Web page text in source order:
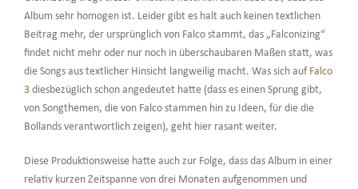
Album sehr homogen ist. Leider gibt es halt auch keinen textlichen
Beitrag mehr, der ursprünglich von Falco stammt, das „Falconizing“
findet nicht mehr oder nur noch in überschaubaren Maßen statt, was
die Songs aus textlicher Hinsicht langweilig macht. Was sich auf Falco
3diesbezüglich schon angedeutet hatte (dass es einen Sprung gibt,
von Songthemen, die von Falco stammen hin zu Ideen, für die die
Bollands verantwortlich zeigen), geht hier rasant weiter.
Diese Produktionsweise hatte auch zur Folge, dass das Album in einer
relativ kurzen Zeitspanne von drei Monaten aufgenommen und